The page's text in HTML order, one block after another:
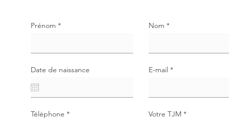
Prénom Nom
Date de naissance E-mail
Téléphone Votre TJM